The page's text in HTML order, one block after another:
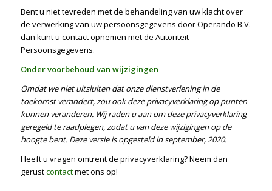
Bent u niet tevreden met de behandeling van uw klacht over
de verwerking van uw persoonsgegevens door Operando B.V.
dan kunt u contact opnemen met de Autoriteit
Persoonsgegevens.
Onder voorbehoud van wijzigingen
Omdat we niet uitsluiten dat onze dienstverlening in de
toekomst verandert, zou ook deze privacyverklaring op punten
kunnen veranderen. Wij raden u aan om deze privacyverklaring
geregeld te raadplegen, zodat u van deze wijzigingen op de
hoogte bent. Deze versie is opgesteld in september, 2020.
Heeft u vragen omtrent de privacyverklaring? Neem dan
gerustcontactmet ons op!